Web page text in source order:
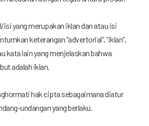
yang merupakan iklan dan atau isi
keterangan ”advertorial”, ”iklan”,
kata lain yang menjelaskan bahwa
adalah iklan.
hak cipta sebagaimana diatur
undangan yang berlaku.